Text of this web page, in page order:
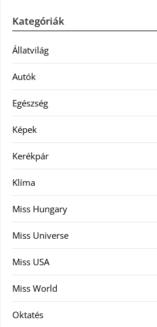
Kategóriák
Állatvilág
Autók
Egészség
Képek
Kerékpár
Klíma
Miss Hungary
Miss Universe
Miss USA
Miss World
Oktatés